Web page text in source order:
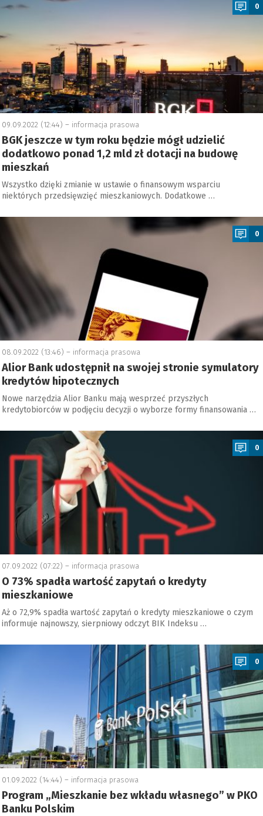
0
09.09.2022 (12:44) – informacja prasowa
BGK jeszcze w tym roku będzie mógł udzielić
dodatkowo ponad 1,2 mld zł dotacji na budowę
mieszkań
Wszystko dzięki zmianie w ustawie o finansowym wsparciu
niektórych przedsięwzięć mieszkaniowych. Dodatkowe …
0
08.09.2022 (13:46) – informacja prasowa
Alior Bank udostępnił na swojej stronie symulatory
kredytów hipotecznych
Nowe narzędzia Alior Banku mają wesprzeć przyszłych
kredytobiorców w podjęciu decyzji o wyborze formy finansowania …
0
07.09.2022 (07:22) – informacja prasowa
O 73% spadła wartość zapytań o kredyty
mieszkaniowe
Aż o 72,9% spadła wartość zapytań o kredyty mieszkaniowe o czym
informuje najnowszy, sierpniowy odczyt BIK Indeksu …
0
01.09.2022 (14:44) – informacja prasowa
Program „Mieszkanie bez wkładu własnego” w PKO
Banku Polskim